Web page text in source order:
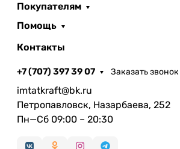
Покупателям
Помощь
Контакты
+7 (707) 397 39 07 Заказать звонок
imtatkraft@bk.ru
Петропавловск, Назарбаева, 252
Пн—Сб 09:00 – 20:30